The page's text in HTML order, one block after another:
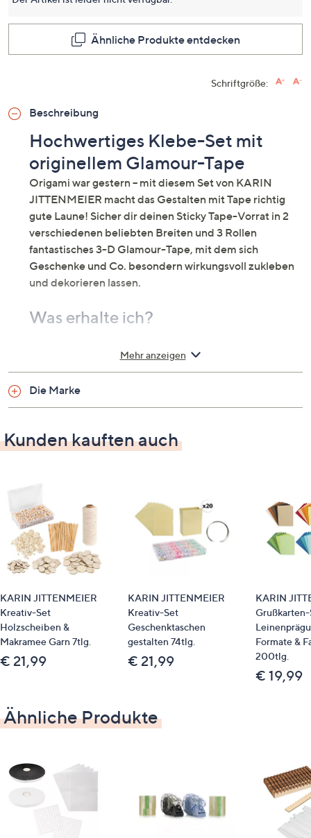
Link
Seite.
Ähnliche Produkte entdecken
Schriftgröße:
Beschreibung
Hochwertiges Klebe-Set mit
originellem Glamour-Tape
Origami war gestern – mit diesem Set von KARIN
JITTENMEIER macht das Gestalten mit Tape richtig
gute Laune! Sicher dir deinen Sticky Tape-Vorrat in 2
verschiedenen beliebten Breiten und 3 Rollen
fantastisches 3-D Glamour-Tape, mit dem sich
Geschenke und Co. besondern wirkungsvoll zukleben
und dekorieren lassen.
Was erhalte ich?
8 Rollen Sticky Tape 6 mm
Mehr anzeigen
Die Marke
Kunden kauften auch
KARIN JITTENMEIER
Kreativ-Set
Holzscheiben &
Makramee Garn 7tlg.
€ 21,99
KARIN JITTENMEIER
Kreativ-Set
Geschenktaschen
gestalten 74tlg.
€ 21,99
KARIN
Grußkarten-
Formate &
200tlg.
€ 19,99
Ähnliche Produkte